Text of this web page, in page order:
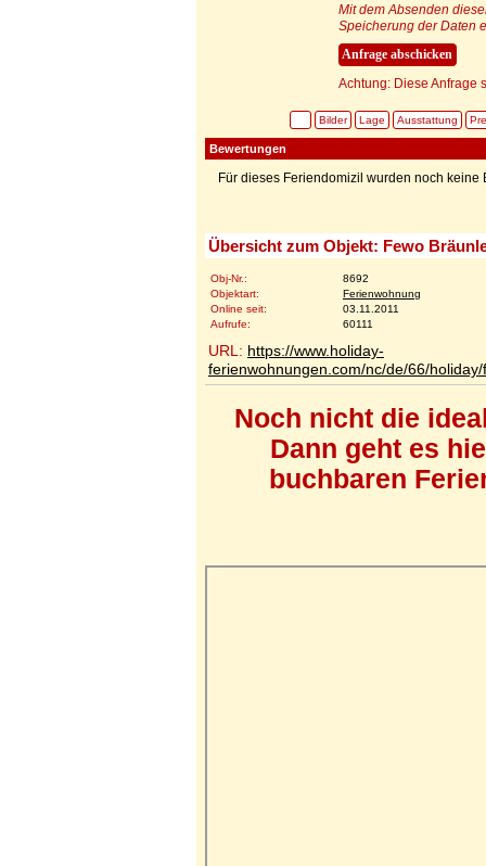
Mit dem Absenden
Speicherung der Daten
Achtung: Diese Anfrage
Bilder Lage Ausstattung
Bewertungen
Für dieses Feriendomizil wurden noch
Übersicht zum Objekt: Fewo
Obj-Nr.:
8692
Objektart:
Ferienwohnung
Online seit:
03.11.2011
Aufrufe:
60111
URL: https://www.holiday-
ferienwohnungen.com/nc/de/66/
Noch nicht die
Dann geht es
buchbaren